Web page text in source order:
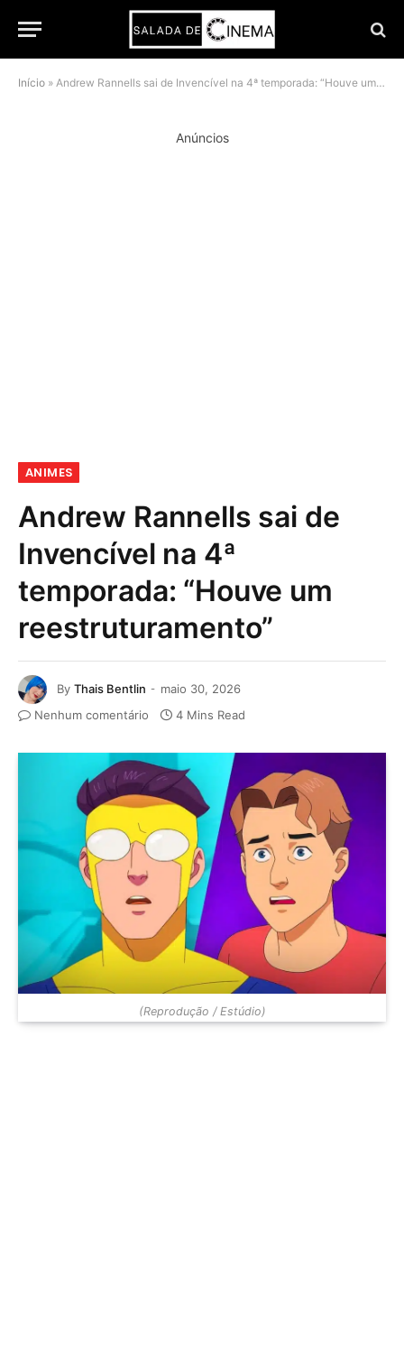
Início » Andrew Rannells sai de Invencível na 4ª temporada: “Houve um reestruturamento”
Anúncios
ANIMES
Andrew Rannells sai de
Invencível na 4ª
temporada: “Houve um
reestruturamento”
By Thais Bentlin
maio 30, 2026
Nenhum comentário
4 Mins Read
(Reprodução / Estúdio)